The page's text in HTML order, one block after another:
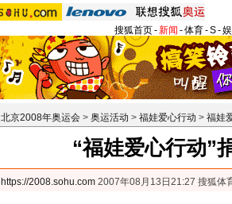
搜狐首页-新闻 -体育-S-
北京2008年奥运会 > 奥运活动 > 福娃爱心行动 > 福娃
“福娃爱心行动”
https://2008.sohu.com 2007年08月13日21:27 搜狐体